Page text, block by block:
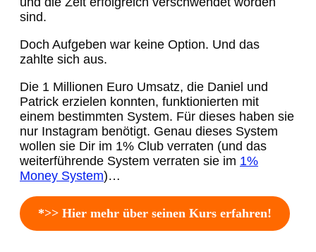
sind.
Doch Aufgeben war keine Option. Und das
zahlte sich aus.
Die 1 Millionen Euro Umsatz, die Daniel und
Patrick erzielen konnten, funktionierten mit
einem bestimmten System. Für dieses haben sie
nur Instagram benötigt. Genau dieses System
wollen sie Dir im 1% Club verraten (und das
weiterführende System verraten sie im 1%
Money System)…
*>> Hier mehr über seinen Kurs erfahren!